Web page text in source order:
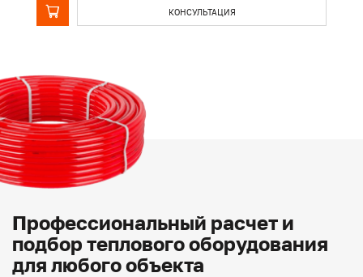
КОНСУЛЬТАЦИЯ
Профессиональный расчет и
подбор теплового оборудования
для любого объекта